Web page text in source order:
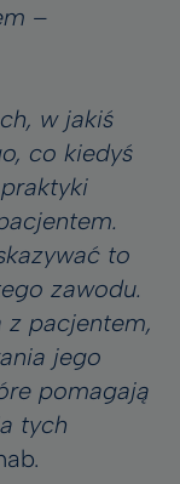
–
w jakiś
co kiedyś
to
zawodu.
z pacjentem,
jego
pomagają
tych